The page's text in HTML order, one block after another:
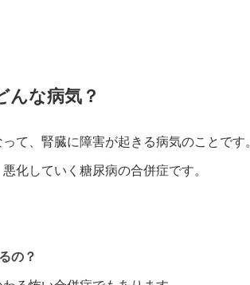
んな病気？
て、腎臓に障害が起きる病気のことです。
化していく糖尿病の合併症です。
の？